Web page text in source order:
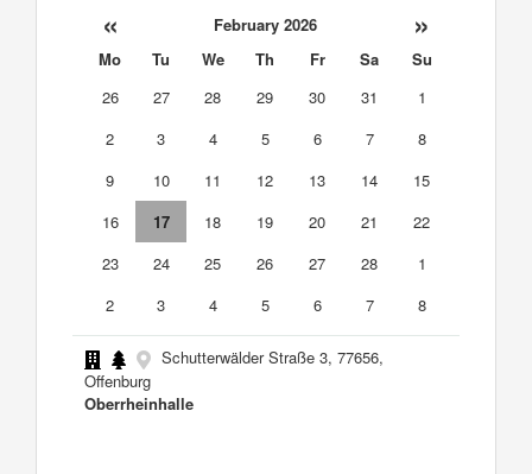
« February 2026 »
Mo Tu We Th Fr Sa
Su
26
27 28 29 30 31
1
2
3 4 5 6 7
8
9
10 11 12 13 14
15
16
17 18 19 20 21
22
23
24 25 26 27 28
1
2
3 4 5 6 7 8
Schutterwälder Straße 3, 77656,
Offenburg
Oberrheinhalle